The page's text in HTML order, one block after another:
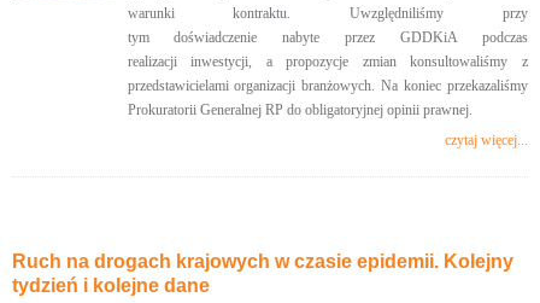
warunki kontraktu. Uwzględniliśmy przy
tym doświadczenie nabyte przez GDDKiA podczas
realizacji inwestycji, a propozycje zmian konsultowaliśmy z
przedstawicielami organizacji branżowych. Na koniec przekazaliśmy
Prokuratorii Generalnej RP do obligatoryjnej opinii prawnej.
czytaj więcej...
Ruch na drogach krajowych w czasie epidemii. Kolejny
tydzień i kolejne dane